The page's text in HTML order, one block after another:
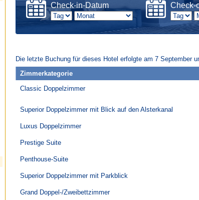
Check-in-Datum Check-
Die letzte Buchung für dieses Hotel erfolgte am 7 September
Zimmerkategorie
Classic Doppelzimmer
Superior Doppelzimmer mit Blick auf den Alsterkanal
Luxus Doppelzimmer
Prestige Suite
Penthouse-Suite
Superior Doppelzimmer mit Parkblick
Grand Doppel-/Zweibettzimmer